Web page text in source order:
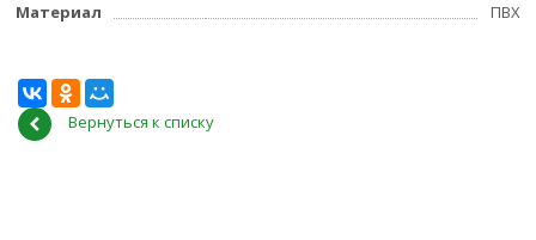
Материал
ПВХ
Вернуться к списку